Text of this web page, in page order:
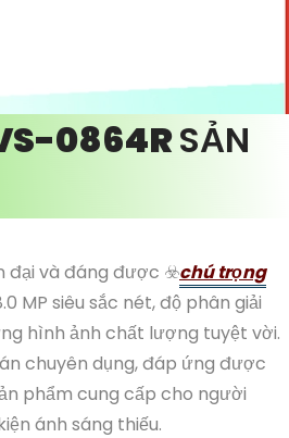
0864RSẢN
đại và đáng được ☣️chú trọng
MP siêu sắc nét, độ phân giải
hình ảnh chất lượng tuyệt vời.
chuyên dụng, đáp ứng được
phẩm cung cấp cho người
ánh sáng thiếu.